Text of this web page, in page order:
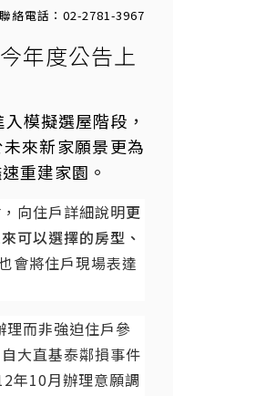
聯絡電話：02-2781-3967
年度公告上
模擬選屋階段，
來新家願景更為
重建家園。
向住戶詳細說明更
可以選擇的房型、
會將住戶現場表達
而非強迫住戶參
大直基泰鄰損事件
年10月辦理意願調